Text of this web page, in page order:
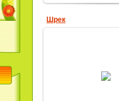
Шрек